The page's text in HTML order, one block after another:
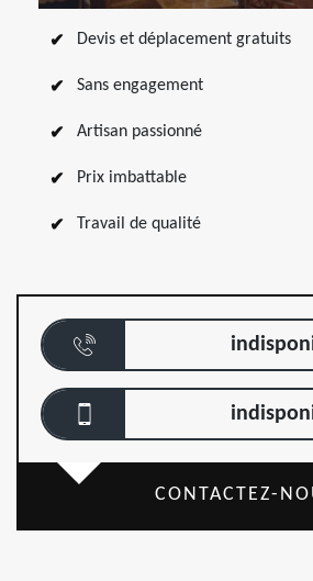
Devis et déplacement gratuits
Sans engagement
Artisan passionné
Prix imbattable
Travail de qualité
CONTACTEZ-